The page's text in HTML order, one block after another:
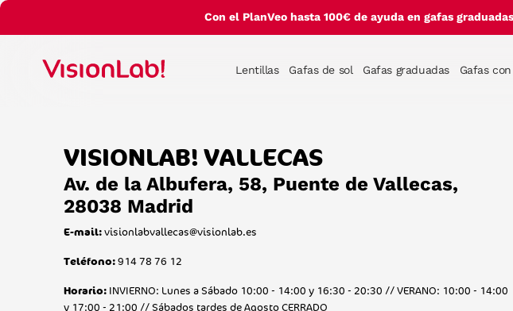
Con el PlanVeo hasta 100€ de ayuda en gafas
Lentillas Gafas de sol Gafas graduadas Gafas
VISIONLAB! VALLECAS
Av. de la Albufera, 58, Puente de Vallecas,
28038 Madrid
E-mail:visionlabvallecas@visionlab.es
Teléfono:914 78 76 12
Horario: INVIERNO: Lunes a Sábado 10:00 - 14:00 y 16:30 - 20:30 // VERANO: 10:00 - 14:00
y 17:00 - 21:00 // Sábados tardes de Agosto CERRADO